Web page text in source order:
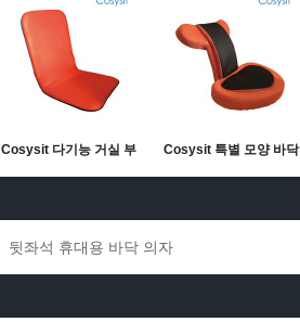
Cosysit 다기능 거실 부 Cosysit 특별 모양 바닥
뒷좌석 휴대용 바닥 의자